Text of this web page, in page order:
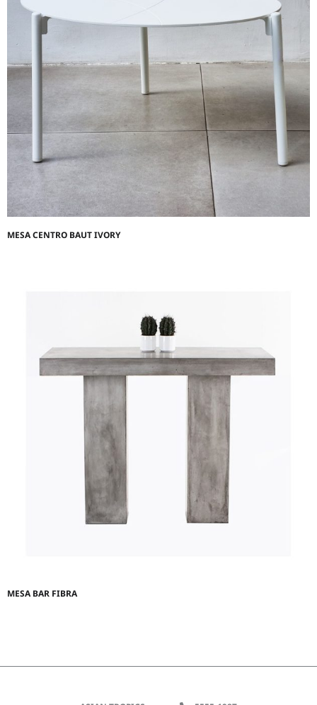
MESA CENTRO BAUT IVORY
MESA BAR FIBRA